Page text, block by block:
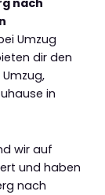
Umzug
dir den
in
wir auf
und haben
nach